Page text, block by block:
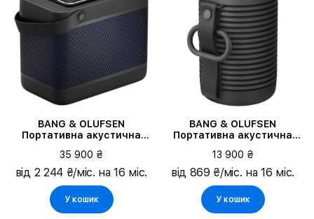
Тип продукту
Колір
Ємність батареї
Встановлений голосовий помічник
BANG & OLUFSEN
Портативна акустична
Anthracite
35 900 ₴
від 2 244 ₴/міс. на 16 міс.
У кошик
BANG & OLUFSEN
Портативна акустична
Explore, Black Anthracite
13 900 ₴
від 869 ₴/міс. на 16 міс.
У кошик